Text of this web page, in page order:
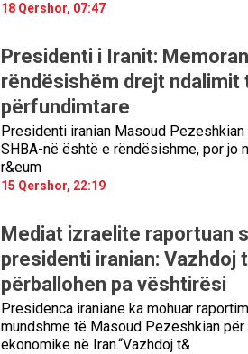
18 Qershor, 07:47
Presidenti i Iranit:
rëndësishëm drejt
përfundimtare
Presidenti iranian Masoud
SHBA-në është e rëndësishme, por jo
r&eum
15 Qershor, 22:19
Mediat izraelite raportuan
presidenti iranian: Vazhdoj
përballohen pa vështirësi
Presidenca iraniane ka mohuar
mundshme të Masoud Pezeshkian
ekonomike në Iran.“Vazhdoj t&